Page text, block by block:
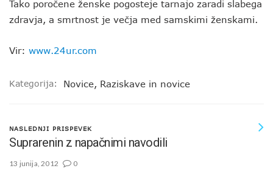
Tako poročene ženske pogosteje tarnajo zaradi slabega
zdravja, a smrtnost je večja med samskimi ženskami.
Vir: www.24ur.com
Kategorija: Novice, Raziskave in novice
NASLEDNJI PRISPEVEK
Suprarenin z napačnimi navodili
13 junija, 2012 0